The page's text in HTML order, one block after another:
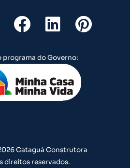
F
a
c
e
b
o
L
i
n
k
e
d
P
i
t
programa do Governo:
Cataguá Construtora
direitos reservados.